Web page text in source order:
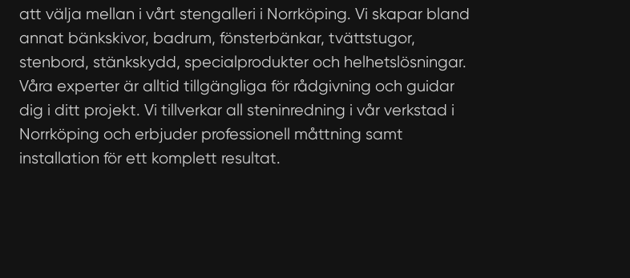
att välja mellan i vårt stengalleri i Norrköping. Vi skapar bland
annat bänkskivor, badrum, fönsterbänkar, tvättstugor,
stenbord, stänkskydd, specialprodukter och helhetslösningar.
Våra experter är alltid tillgängliga för rådgivning och guidar
dig i ditt projekt. Vi tillverkar all steninredning i vår verkstad i
Norrköping och erbjuder professionell måttning samt
installation för ett komplett resultat.